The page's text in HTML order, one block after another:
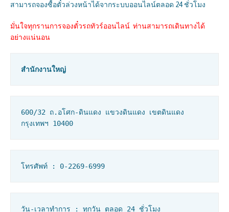
สามารถจองซื้อตั๋วล่วงหน้าได้จากระบบออนไลน์ตลอด 24 ชั่วโมง
มั่นใจทุกรานการจองตั๋วรถทัวร์ออนไลน์ ท่านสามารถเดินทางได้
อย่างแน่นอน
สำนักงานใหญ่
600/32 ถ.อโศก-ดินแดง แขวงดินแดง เขตดินแดง
กรุงเทพฯ 10400
โทรศัพท์ : 0-2269-6999
วัน-เวลาทำการ : ทุกวัน ตลอด 24 ชั่วโมง